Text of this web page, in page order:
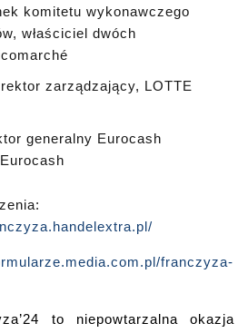
komitetu wykonawczego
właściciel dwóch
zarządzający, LOTTE
generalny Eurocash
franczyza-
to niepowtarzalna okazja